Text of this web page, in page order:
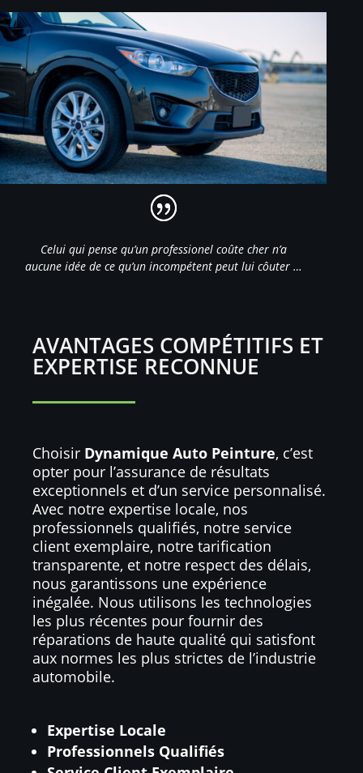
Celui qui pense qu’un professionel coûte cher n’a
aucune idée de ce qu’un incompétent peut lui côuter …
AVANTAGES COMPÉTITIFS ET
EXPERTISE RECONNUE
Choisir Dynamique Auto Peinture, c’est
opter pour l’assurance de résultats
exceptionnels et d’un service personnalisé.
Avec notre expertise locale, nos
professionnels qualifiés, notre service
client exemplaire, notre tarification
transparente, et notre respect des délais,
nous garantissons une expérience
inégalée. Nous utilisons les technologies
les plus récentes pour fournir des
réparations de haute qualité qui satisfont
aux normes les plus strictes de l’industrie
automobile.
Expertise Locale
Professionnels Qualifiés